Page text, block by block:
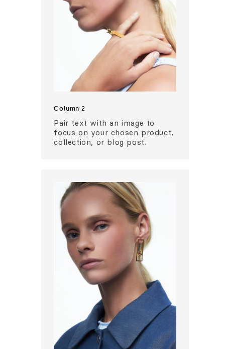
Column 2
Pair text with an image to
focus on your chosen product,
collection, or blog post.